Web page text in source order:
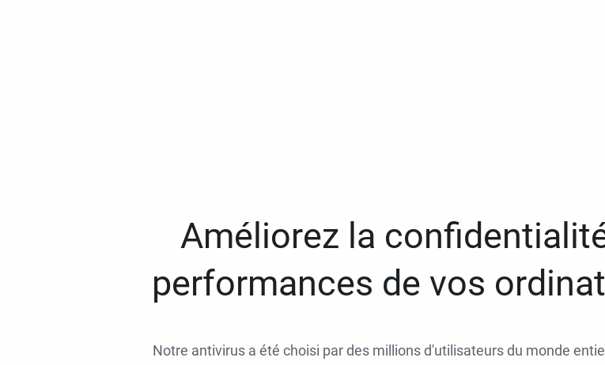
Améliorez la
performances de vos
Notre antivirus a été choisi par des millions d'utilisateurs du monde